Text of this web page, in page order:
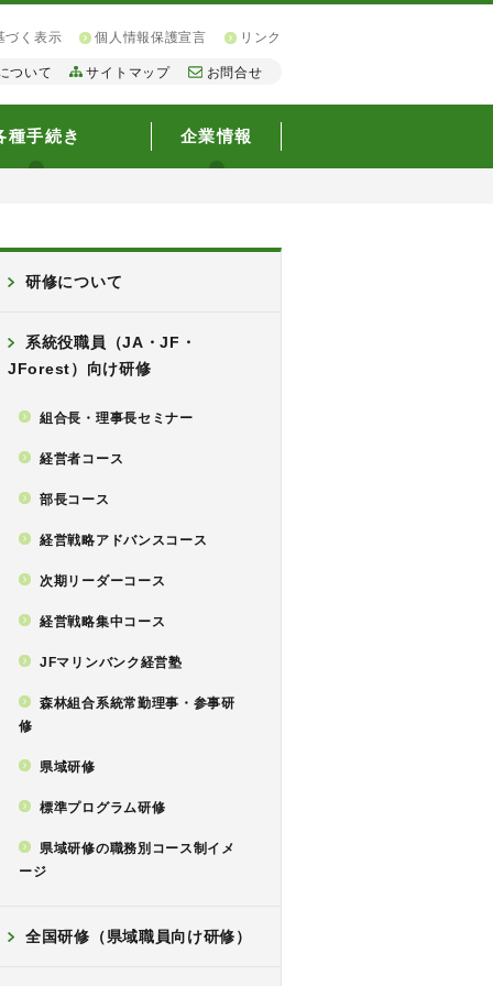
づく表示 個人情報保護宣言 リンク
ついて サイトマップ お問合せ
種手続き 企業情報
研修について
系統役職員（JA・JF・
JForest）向け研修
組合長・理事長セミナー
経営者コース
部長コース
経営戦略アドバンスコース
次期リーダーコース
経営戦略集中コース
JFマリンバンク経営塾
森林組合系統常勤理事・参事研
修
県域研修
標準プログラム研修
県域研修の職務別コース制イメ
ージ
全国研修（県域職員向け研修）